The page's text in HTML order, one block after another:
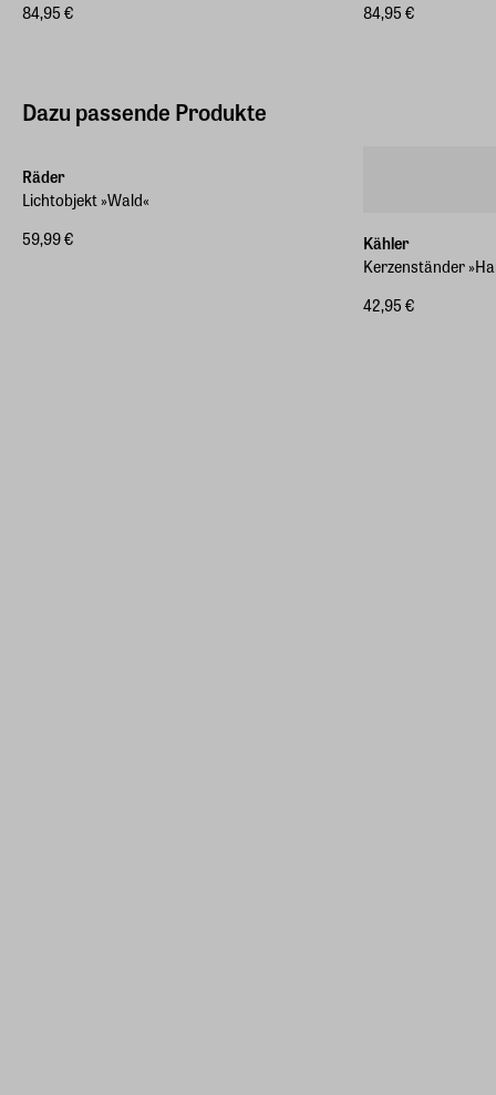
84,95 €
84,95 €
Dazu passende Produkte
Räder
Lichtobjekt »Wald«
59,99 €
Kähler
Kerzenständer
42,95 €